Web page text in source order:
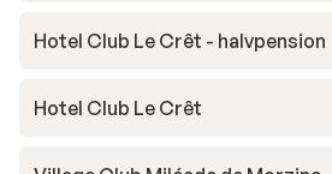
Hotel Club Le Crêt - halvpension
Hotel Club Le Crêt